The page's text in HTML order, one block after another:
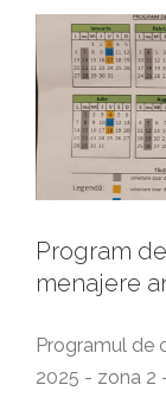
Program
menajere
Programul de
2025 - zona 2